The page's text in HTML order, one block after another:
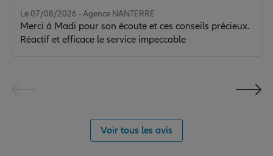
Le 07/08/2026 - Agence NANTERRE
Merci à Madi pour son écoute et ces conseils précieux.
Réactif et efficace le service impeccable
Voir tous les avis